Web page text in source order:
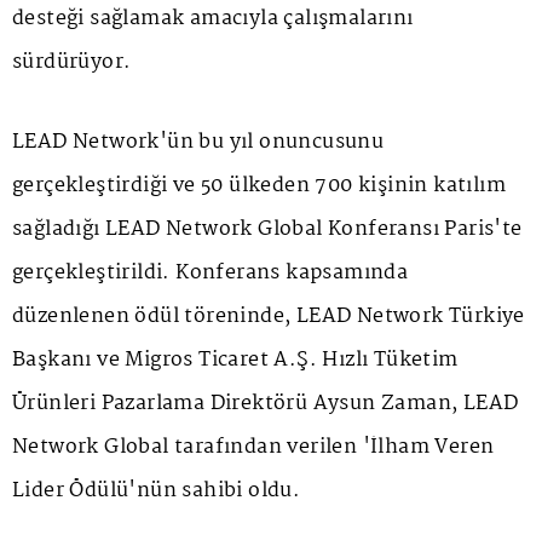
desteği sağlamak amacıyla çalışmalarını
sürdürüyor.
LEAD Network'ün bu yıl onuncusunu
gerçekleştirdiği ve 50 ülkeden 700 kişinin katılım
sağladığı LEAD Network Global Konferansı Paris'te
gerçekleştirildi. Konferans kapsamında
düzenlenen ödül töreninde, LEAD Network Türkiye
Başkanı ve Migros Ticaret A.Ş. Hızlı Tüketim
Ürünleri Pazarlama Direktörü Aysun Zaman, LEAD
Network Global tarafından verilen 'İlham Veren
Lider Ödülü'nün sahibi oldu.